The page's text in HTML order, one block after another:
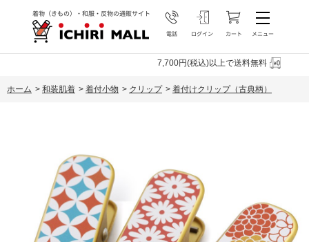
7,700円(税込)以上で送料無料
ホーム > 和装肌着 > 着付小物 > クリップ > 着付けクリップ（古典柄）